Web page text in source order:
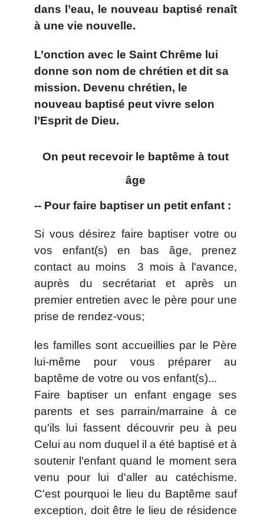
dans l’eau, le nouveau baptisé renaît
à une vie nouvelle.
L’onction avec le Saint Chrême lui
donne son nom de chrétien et dit sa
mission. Devenu chrétien, le
nouveau baptisé peut vivre selon
l’Esprit de Dieu.
On peut recevoir le baptême à tout
âge
-- Pour faire baptiser un petit enfant :
Si vous désirez faire baptiser votre ou
vos enfant(s) en bas âge, prenez
contact au moins 3 mois à l'avance,
auprès du secrétariat et après un
premier entretien avec le père pour une
prise de rendez-vous;
les familles sont accueillies par le Père
lui-même pour vous préparer au
baptême de votre ou vos enfant(s)...
Faire baptiser un enfant engage ses
parents et ses parrain/marraine à ce
qu'ils lui fassent découvrir peu à peu
Celui au nom duquel il a été baptisé et à
soutenir l'enfant quand le moment sera
venu pour lui d'aller au catéchisme.
C'est pourquoi le lieu du Baptême sauf
exception, doit être le lieu de résidence